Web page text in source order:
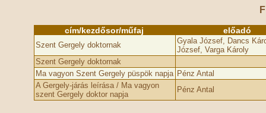
cím/kezdősor/műfaj előadó
Szent Gergely doktornak
Gyala József, Dancs
József, Varga Károly
Szent Gergely doktornak
Ma vagyon Szent Gergely püspök napja Pénz Antal
A Gergely-járás leírása / Ma vagyon
szent Gergely doktor napja
Pénz Antal